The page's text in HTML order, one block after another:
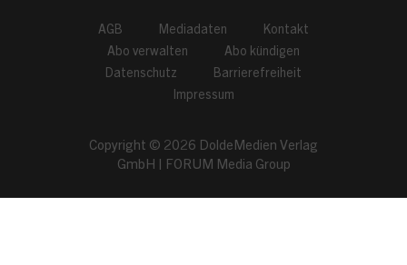
AGB Mediadaten
Kontakt
Abo verwalten
Abo kündigen
Datenschutz
Barrierefreiheit
Impressum
Copyright © 2026 DoldeMedien Verlag
GmbH
FORUM Media Group